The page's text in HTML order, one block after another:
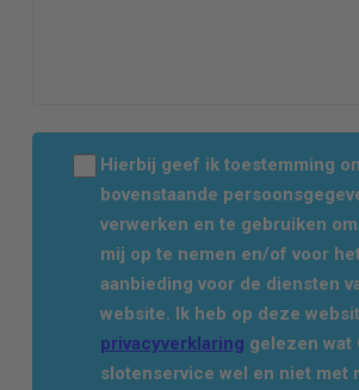
Hierbij geef ik toestemming
bovenstaande
verwerken en te gebruiken
mij op te nemen en/of voor
aanbieding voor de diensten
website. Ik heb op deze
privacyverklaring gelezen wat
slotenservice wel en niet met